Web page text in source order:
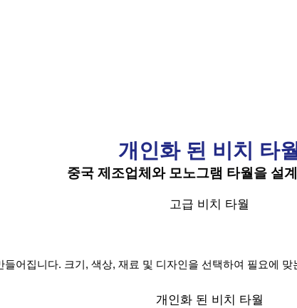
개인화 된 비치 타
중국 제조업체와 모노그램 타월을 설
고급 비치 타월
어집니다. 크기, 색상, 재료 및 디자인을 선택하여 필요에
개인화 된 비치 타월